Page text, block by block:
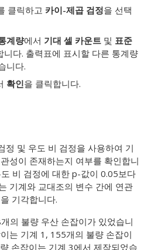
클릭하고 카이-제곱 검정을 선택
계량에서 기대 셀 카운트 및 표준
니다. 출력표에 표시할 다른 통계량
니다.
확인을 클릭합니다.
정 및 우도 비 검정을 사용하여 기
성이 존재하는지 여부를 확인합니
비 검정에 대한 p-값이 0.05보다
기계와 교대조의 변수 간에 연관
기각합니다.
의 불량 우산 손잡이가 있었습니
는 기계 1, 155개의 불량 손잡이
손잡이는 기계 3에서 제작되었습